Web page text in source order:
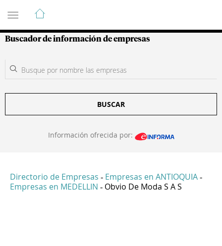
Guía de Empresas Colombianas
Buscador de información de empresas
BUSCAR
Información ofrecida por:
Directorio de Empresas - Empresas en ANTIOQUIA -
Empresas en MEDELLIN - Obvio De Moda S A S